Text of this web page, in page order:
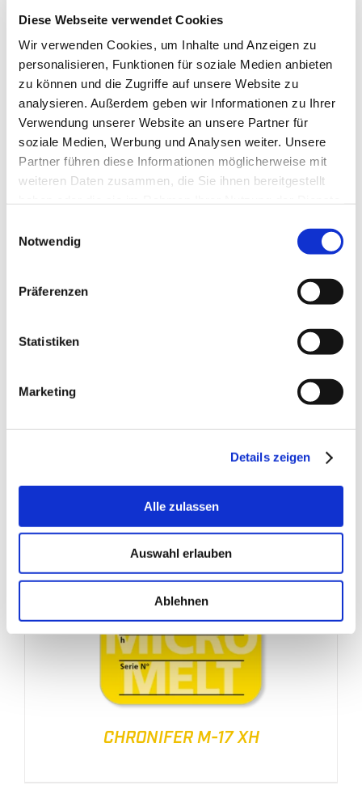
Diese Webseite verwendet Cookies
Wir verwenden Cookies, um Inhalte und Anzeigen zu
personalisieren, Funktionen für soziale Medien anbieten
zu können und die Zugriffe auf unsere Website zu
analysieren. Außerdem geben wir Informationen zu Ihrer
Verwendung unserer Website an unsere Partner für
soziale Medien, Werbung und Analysen weiter. Unsere
Partner führen diese Informationen möglicherweise mit
weiteren Daten zusammen, die Sie ihnen bereitgestellt
Notwendig
Präferenzen
Statistiken
Marketing
Details zeigen
Alle zulassen
Auswahl erlauben
Ablehnen
CHRONIFER M-17 XH